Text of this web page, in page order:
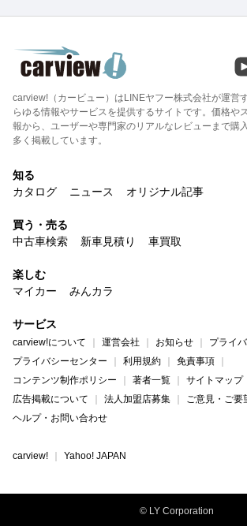
carview!（カービュー）はLINEヤフー株式会社が運営
らゆる情報やサービスを提供するサイトです。価格や
報から、ユーザーや専門家のリアルなレビューまで購
多く掲載しています。
知る
カタログ
ニュース オリジナル記事
買う・売る
中古車検索
新車見積り 車買取
楽しむ
マイカー
みんカラ
サービス
carview!について 運営会社 お知らせ
プライ
プライバシーセンター
利用規約
免責事項
コンテンツ制作ポリシー
著者一覧
サイトマップ
広告掲載について
法人加盟店募集
ご意見・ご要
ヘルプ・お問い合わせ
carview! Yahoo! JAPAN
© LY Corporation